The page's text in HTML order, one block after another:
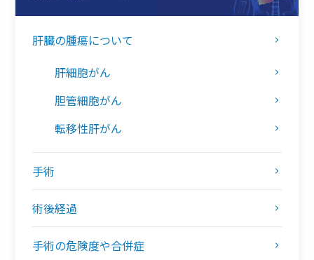
肝臓の腫瘍について
肝細胞がん
胆管細胞がん
転移性肝がん
手術
術後経過
手術の危険度や合併症